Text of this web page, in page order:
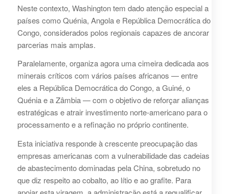
Neste contexto, Washington tem dado atenção especial a
países como Quénia, Angola e República Democrática do
Congo, considerados polos regionais capazes de ancorar
parcerias mais amplas.
Paralelamente, organiza agora uma cimeira dedicada aos
minerais críticos com vários países africanos — entre
eles a República Democrática do Congo, a Guiné, o
Quénia e a Zâmbia — com o objetivo de reforçar alianças
estratégicas e atrair investimento norte‑americano para o
processamento e a refinação no próprio continente.
Esta iniciativa responde à crescente preocupação das
empresas americanas com a vulnerabilidade das cadeias
de abastecimento dominadas pela China, sobretudo no
que diz respeito ao cobalto, ao lítio e ao grafite. Para